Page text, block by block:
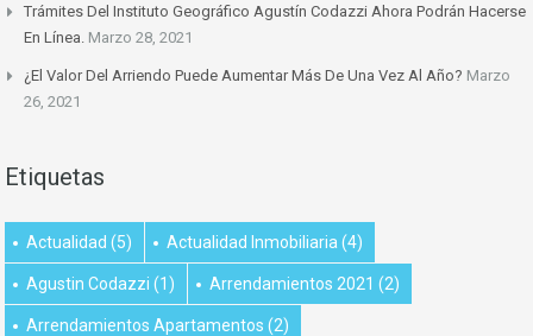
Trámites Del Instituto Geográfico Agustín Codazzi Ahora Podrán Hacerse
En Línea. Marzo 28, 2021
¿El Valor Del Arriendo Puede Aumentar Más De Una Vez Al Año? Marzo
26, 2021
Etiquetas
Actualidad (5) Actualidad Inmobiliaria (4)
Agustin Codazzi (1) Arrendamientos 2021 (2)
Arrendamientos Apartamentos (2)